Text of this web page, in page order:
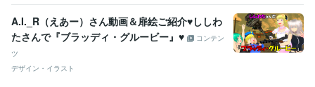
A.I._R（えあー）さん動画＆扉絵ご紹介♥ししわ
たさんで『ブラッディ・グルービー』♥
コンテン
ツ
デザイン・イラスト